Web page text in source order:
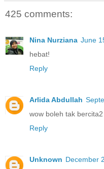
425 comments:
Nina Nurziana June
hebat!
Reply
Arlida Abdullah
wow boleh tak
Reply
Unknown December